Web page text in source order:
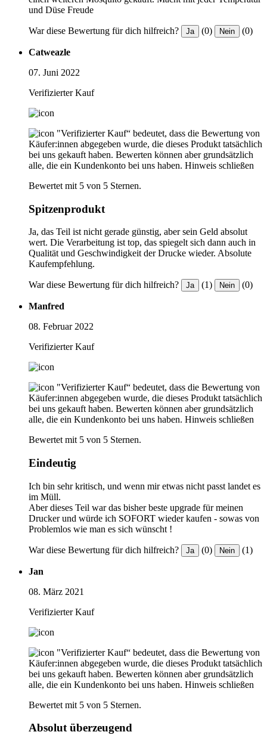
und Düse Freude
War diese Bewertung für dich hilfreich? Ja (0) Nein (0)
Catweazle
07. Juni 2022
Verifizierter Kauf
"Verifizierter Kauf“ bedeutet, dass die Bewertung von
Käufer:innen abgegeben wurde, die dieses Produkt tatsächlich
bei uns gekauft haben. Bewerten können aber grundsätzlich
alle, die ein Kundenkonto bei uns haben. Hinweis schließen
Bewertet mit 5 von 5 Sternen.
Spitzenprodukt
Ja, das Teil ist nicht gerade günstig, aber sein Geld absolut
wert. Die Verarbeitung ist top, das spiegelt sich dann auch in
Qualität und Geschwindigkeit der Drucke wieder. Absolute
Kaufempfehlung.
War diese Bewertung für dich hilfreich? Ja (1) Nein (0)
Manfred
08. Februar 2022
Verifizierter Kauf
"Verifizierter Kauf“ bedeutet, dass die Bewertung von
Käufer:innen abgegeben wurde, die dieses Produkt tatsächlich
bei uns gekauft haben. Bewerten können aber grundsätzlich
alle, die ein Kundenkonto bei uns haben. Hinweis schließen
Bewertet mit 5 von 5 Sternen.
Eindeutig
Ich bin sehr kritisch, und wenn mir etwas nicht passt landet es
im Müll.
Aber dieses Teil war das bisher beste upgrade für meinen
Drucker und würde ich SOFORT wieder kaufen - sowas von
Problemlos wie man es sich wünscht !
War diese Bewertung für dich hilfreich? Ja (0) Nein (1)
Jan
08. März 2021
Verifizierter Kauf
"Verifizierter Kauf“ bedeutet, dass die Bewertung von
Käufer:innen abgegeben wurde, die dieses Produkt tatsächlich
bei uns gekauft haben. Bewerten können aber grundsätzlich
alle, die ein Kundenkonto bei uns haben. Hinweis schließen
Bewertet mit 5 von 5 Sternen.
Absolut überzeugend